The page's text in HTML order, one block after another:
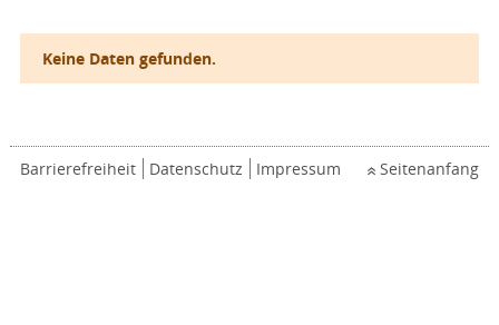
Keine Daten gefunden.
Barrierefreiheit Datenschutz Impressum Seitenanfang